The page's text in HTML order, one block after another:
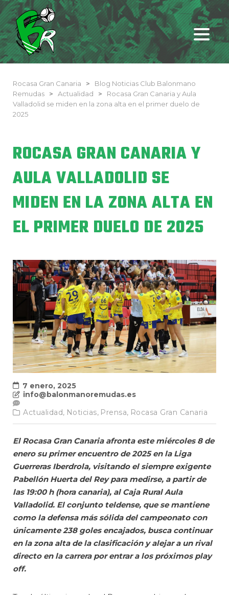
Rocasa Gran Canaria >
Blog Noticias Club Balonmano
Remudas
> Actualidad >
Rocasa Gran Canaria y Aula
Valladolid se miden en la zona alta en el primer duelo de
2025
ROCASA GRAN CANARIA Y
AULA VALLADOLID SE
MIDEN EN LA ZONA ALTA EN
EL PRIMER DUELO DE 2025
7 enero, 2025
info@balonmanoremudas.es
Actualidad, Noticias, Prensa, Rocasa Gran Canaria
El Rocasa Gran Canaria afronta este miércoles 8 de
enero su primer encuentro de 2025 en la Liga
Guerreras Iberdrola, visitando el siempre exigente
Pabellón Huerta del Rey para medirse, a partir de
las 19:00 h (hora canaria), al Caja Rural Aula
Valladolid. El conjunto teldense, que se mantiene
como la defensa más sólida del campeonato con
únicamente 238 goles encajados, busca continuar
en la zona alta de la clasificación y alejar a un rival
directo en la carrera por entrar a los próximos play
off.